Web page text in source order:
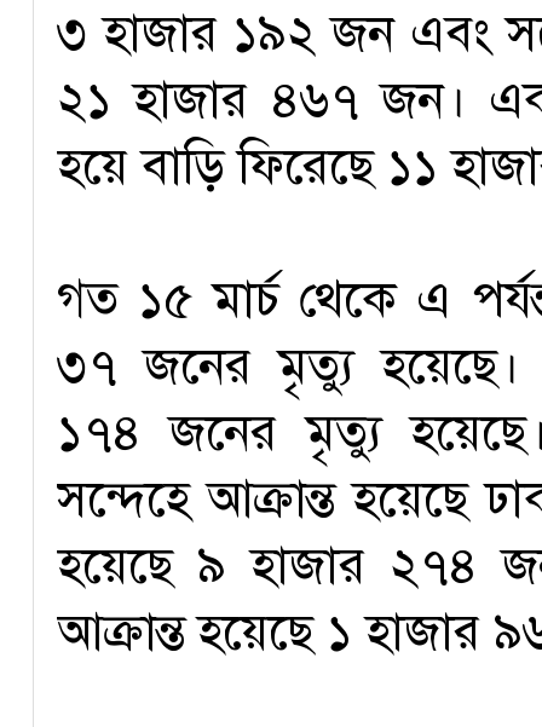
৩ হাজার ১৯২ জন এবং
২১ হাজার ৪৬৭ জন।
হয়ে বাড়ি ফিরেছে ১১
গত ১৫ মার্চ থেকে এ
৩৭ জনের মৃত্যু
১৭৪ জনের মৃত্যু
সন্দেহে আক্রান্ত হয়েছে
হয়েছে ৯ হাজার ২৭৪
আক্রান্ত হয়েছে ১ হাজার